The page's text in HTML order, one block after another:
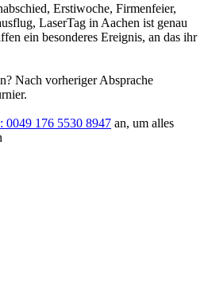
Erstiwoche, Firmenfeier,
LaserTag in Aachen ist genau
ein besonderes Ereignis, an das ihr
Nach vorheriger Absprache
0049 176 5530 8947 an, um alles